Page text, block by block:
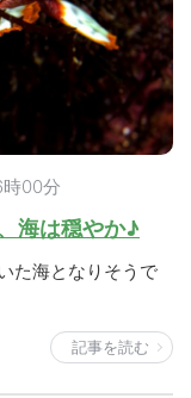
00分
海は穏やか♪
た海となりそうで
記事を読む